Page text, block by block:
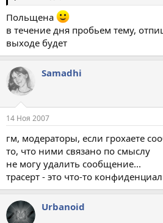
Польщена
в течение дня пробьем тему,
выходе будет
Samadhi
14 Ноя 2007
гм, модераторы, если грохаете
то, что ними связано по смыслу
не могу удалить сообщение...
трасерт - это что-то
Urbanoid